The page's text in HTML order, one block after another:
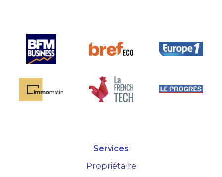
Services
Propriétaire